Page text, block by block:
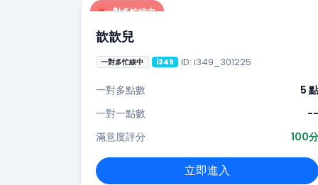
一對多忙線中
歆歆兒
一對多忙線中 i349 ID: i349_301225
一對多點數
5 點
一對一點數
--
滿意度評分
100分
立即進入